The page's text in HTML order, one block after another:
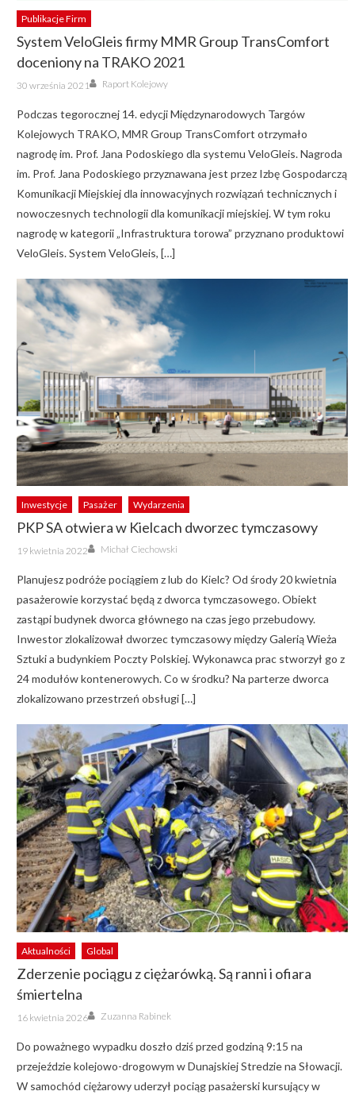
Publikacje Firm
System VeloGleis firmy MMR Group TransComfort
doceniony na TRAKO 2021
Posted
on
30 września 2021 Author
Raport Kolejowy
Podczas tegorocznej 14. edycji Międzynarodowych Targów
Kolejowych TRAKO, MMR Group TransComfort otrzymało
nagrodę im. Prof. Jana Podoskiego dla systemu VeloGleis. Nagroda
im. Prof. Jana Podoskiego przyznawana jest przez Izbę Gospodarczą
Komunikacji Miejskiej dla innowacyjnych rozwiązań technicznych i
nowoczesnych technologii dla komunikacji miejskiej. W tym roku
nagrodę w kategorii „Infrastruktura torowa” przyznano produktowi
VeloGleis. System VeloGleis, […]
Inwestycje Pasażer Wydarzenia
PKP SA otwiera w Kielcach dworzec tymczasowy
Posted
on
19 kwietnia 2022 Author
Michał Ciechowski
Planujesz podróże pociągiem z lub do Kielc? Od środy 20 kwietnia
pasażerowie korzystać będą z dworca tymczasowego. Obiekt
zastąpi budynek dworca głównego na czas jego przebudowy.
Inwestor zlokalizował dworzec tymczasowy między Galerią Wieża
Sztuki a budynkiem Poczty Polskiej. Wykonawca prac stworzył go z
24 modułów kontenerowych. Co w środku? Na parterze dworca
zlokalizowano przestrzeń obsługi […]
Aktualności Global
Zderzenie pociągu z ciężarówką. Są ranni i ofiara
śmiertelna
Posted
on
16 kwietnia 2026 Author
Zuzanna Rabinek
Do poważnego wypadku doszło dziś przed godziną 9:15 na
przejeździe kolejowo-drogowym w Dunajskiej Stredzie na Słowacji.
W samochód ciężarowy uderzył pociąg pasażerski kursujący w